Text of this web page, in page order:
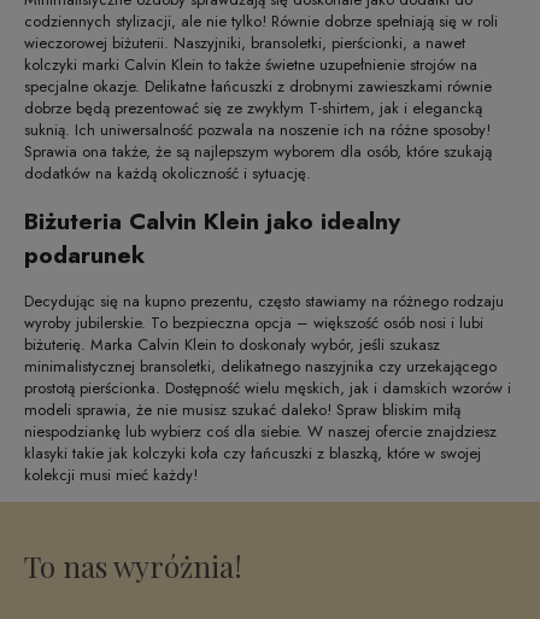
codziennych stylizacji, ale nie tylko! Równie dobrze spełniają się w roli
wieczorowej biżuterii. Naszyjniki, bransoletki, pierścionki, a nawet
kolczyki marki Calvin Klein to także świetne uzupełnienie strojów na
specjalne okazje. Delikatne łańcuszki z drobnymi zawieszkami równie
dobrze będą prezentować się ze zwykłym T-shirtem, jak i elegancką
suknią. Ich uniwersalność pozwala na noszenie ich na różne sposoby!
Sprawia ona także, że są najlepszym wyborem dla osób, które szukają
dodatków na każdą okoliczność i sytuację.
Biżuteria Calvin Klein jako idealny
podarunek
Decydując się na kupno prezentu, często stawiamy na różnego rodzaju
wyroby jubilerskie. To bezpieczna opcja – większość osób nosi i lubi
biżuterię. Marka Calvin Klein to doskonały wybór, jeśli szukasz
minimalistycznej bransoletki, delikatnego naszyjnika czy urzekającego
prostotą pierścionka. Dostępność wielu męskich, jak i damskich wzorów i
modeli sprawia, że nie musisz szukać daleko! Spraw bliskim miłą
niespodziankę lub wybierz coś dla siebie. W naszej ofercie znajdziesz
klasyki takie jak kolczyki koła czy łańcuszki z blaszką, które w swojej
kolekcji musi mieć każdy!
To nas wyróżnia!